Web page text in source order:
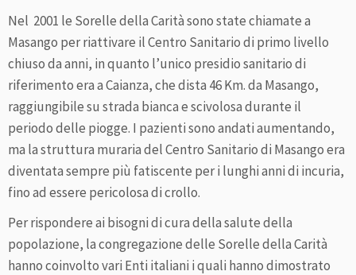
Nel 2001 le Sorelle della Carità sono state chiamate a
Masango per riattivare il Centro Sanitario di primo livello
chiuso da anni, in quanto l’unico presidio sanitario di
riferimento era a Caianza, che dista 46 Km. da Masango,
raggiungibile su strada bianca e scivolosa durante il
periodo delle piogge. I pazienti sono andati aumentando,
ma la struttura muraria del Centro Sanitario di Masango era
diventata sempre più fatiscente per i lunghi anni di incuria,
fino ad essere pericolosa di crollo.
Per rispondere ai bisogni di cura della salute della
popolazione, la congregazione delle Sorelle della Carità
hanno coinvolto vari Enti italiani i quali hanno dimostrato